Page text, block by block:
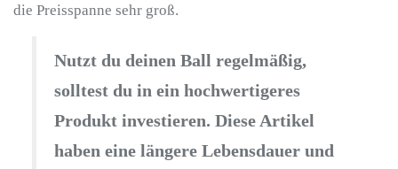
die Preisspanne sehr groß.
Nutzt du deinen Ball regelmäßig,
solltest du in ein hochwertigeres
Produkt investieren. Diese Artikel
haben eine längere Lebensdauer und